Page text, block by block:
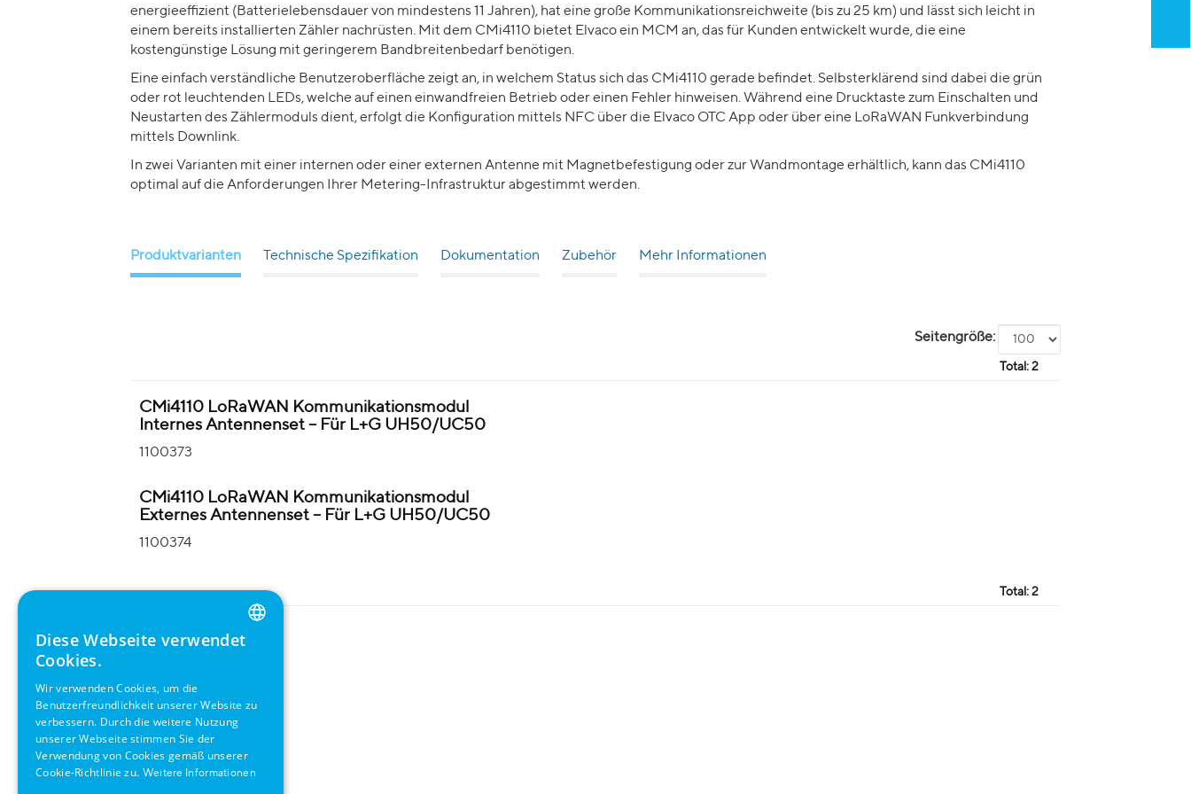
energieeffizient (Batterielebensdauer von mindestens 11 Jahren), hat eine große Kommunikationsreichweite (bis zu 25 km) und lässt sich leicht in
einem bereits installierten Zähler nachrüsten. Mit dem CMi4110 bietet Elvaco ein MCM an, das für Kunden entwickelt wurde, die eine
kostengünstige Lösung mit geringerem Bandbreitenbedarf benötigen.
Eine einfach verständliche Benutzeroberfläche zeigt an, in welchem Status sich das CMi4110 gerade befindet. Selbsterklärend sind dabei die grün
oder rot leuchtenden LEDs, welche auf einen einwandfreien Betrieb oder einen Fehler hinweisen. Während eine Drucktaste zum Einschalten und
Neustarten des Zählermoduls dient, erfolgt die Konfiguration mittels NFC über die Elvaco OTC App oder über eine LoRaWAN Funkverbindung
mittels Downlink.
In zwei Varianten mit einer internen oder einer externen Antenne mit Magnetbefestigung oder zur Wandmontage erhältlich, kann das CMi4110
optimal auf die Anforderungen Ihrer Metering-Infrastruktur abgestimmt werden.
Produktvarianten Technische Spezifikation Dokumentation Zubehör Mehr Informationen
Seitengröße:
Total: 2
CMi4110 LoRaWAN Kommunikationsmodul
Internes Antennenset – Für L+G UH50/UC50
1100373
CMi4110 LoRaWAN Kommunikationsmodul
Externes Antennenset – Für L+G UH50/UC50
1100374
Total: 2
ENGLISH
SWEDISH
Diese Webseite verwendet
Cookies.
Wir verwenden Cookies, um die
Benutzerfreundlichkeit unserer Website zu
verbessern. Durch die weitere Nutzung
unserer Webseite stimmen Sie der
Verwendung von Cookies gemäß unserer
Cookie-Richtlinie zu. Weitere Informationen